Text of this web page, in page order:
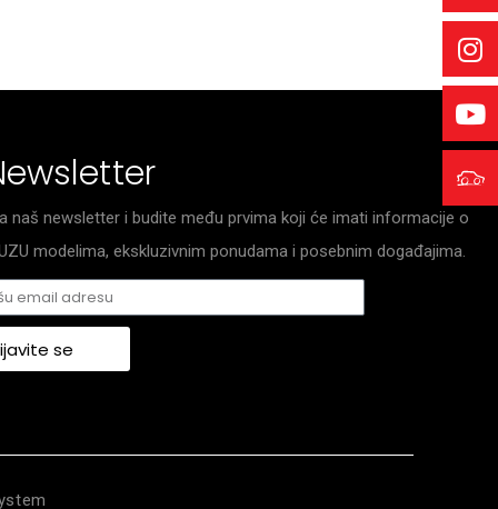
naš newsletter i budite među prvima koji će imati informacije o
modelima, ekskluzivnim ponudama i posebnim događajima.
se